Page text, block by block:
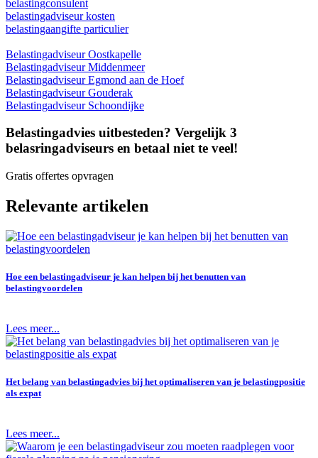
belastingconsulent
belastingadviseur kosten
belastingaangifte particulier
Belastingadviseur Oostkapelle
Belastingadviseur Middenmeer
Belastingadviseur Egmond aan de Hoef
Belastingadviseur Gouderak
Belastingadviseur Schoondijke
Belastingadvies uitbesteden? Vergelijk 3
belasringadviseurs en betaal niet te veel!
Gratis offertes opvragen
Relevante artikelen
Hoe een belastingadviseur je kan helpen bij het benutten van
belastingvoordelen
Lees meer...
Het belang van belastingadvies bij het optimaliseren van je belastingpositie
als expat
Lees meer...